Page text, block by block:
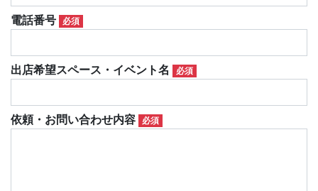
電話番号 必須
出店希望スペース・イベント名 必須
依頼・お問い合わせ内容 必須